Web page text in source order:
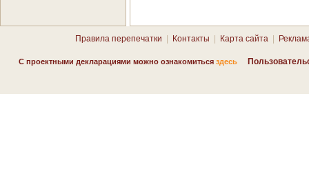
Правила перепечатки Контакты Карта сайта
С проектными декларациями можно ознакомиться здесь